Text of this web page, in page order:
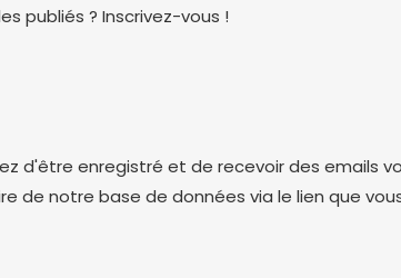
publiés ? Inscrivez-vous !
d'être enregistré et de recevoir des emails
de notre base de données via le lien que